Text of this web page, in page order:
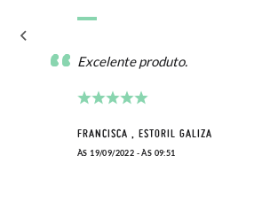
Excelente produto.
FRANCISCA , ESTORIL GALIZA
ÀS 19/09/2022 - ÀS 09:51